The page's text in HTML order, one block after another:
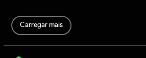
Carregar mais